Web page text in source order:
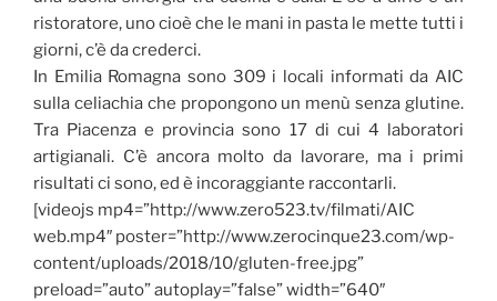
ristoratore, uno cioè che le mani in pasta le mette tutti i
giorni, c’è da crederci.
In Emilia Romagna sono 309 i locali informati da AIC
sulla celiachia che propongono un menù senza glutine.
Tra Piacenza e provincia sono 17 di cui 4 laboratori
artigianali. C’è ancora molto da lavorare, ma i primi
risultati ci sono, ed è incoraggiante raccontarli.
[videojs mp4=”http://www.zero523.tv/filmati/AIC
web.mp4″ poster=”http://www.zerocinque23.com/wp-
content/uploads/2018/10/gluten-free.jpg”
preload=”auto” autoplay=”false” width=”640″